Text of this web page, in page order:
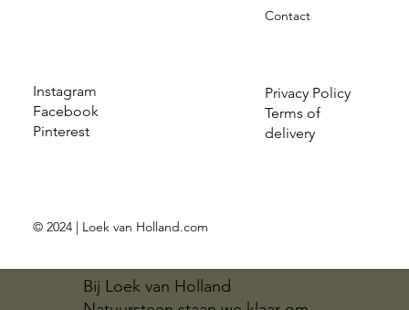
Bij Loek van Holland
Instagram
Facebook
Pinterest
Privacy Policy
Terms of
delivery
Contact
© 2024 | Loek van Holland.com